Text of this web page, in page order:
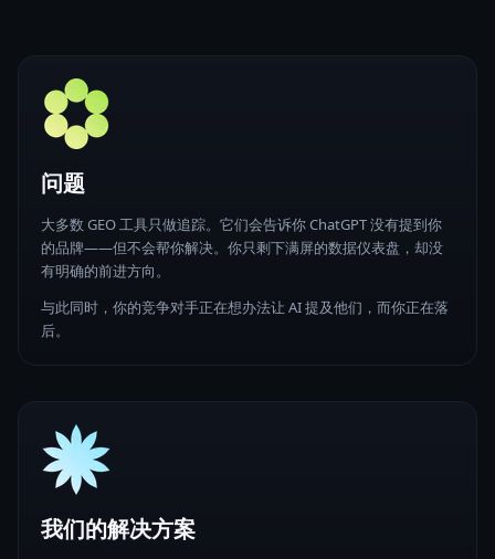
问题
大多数 GEO 工具只做追踪。它们会告诉你 ChatGPT 没有提到你
的品牌——但不会帮你解决。你只剩下满屏的数据仪表盘，却没
有明确的前进方向。
与此同时，你的竞争对手正在想办法让 AI 提及他们，而你正在落
后。
我们的解决方案